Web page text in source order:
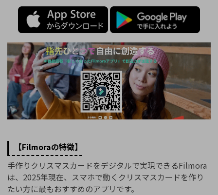
【Filmoraの特徴】
手作りクリスマスカードをデジタルで実現できるFilmora
は、2025年現在、スマホで動くクリスマスカードを作り
たい方に最もおすすめのアプリです。